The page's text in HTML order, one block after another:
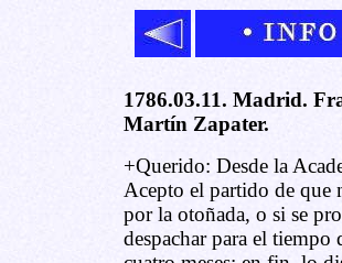
1786.03.11. Madrid.
Martín Zapater.
+Querido: Desde la
Acepto el partido de que
por la otoñada, o si se
despachar para el tiempo